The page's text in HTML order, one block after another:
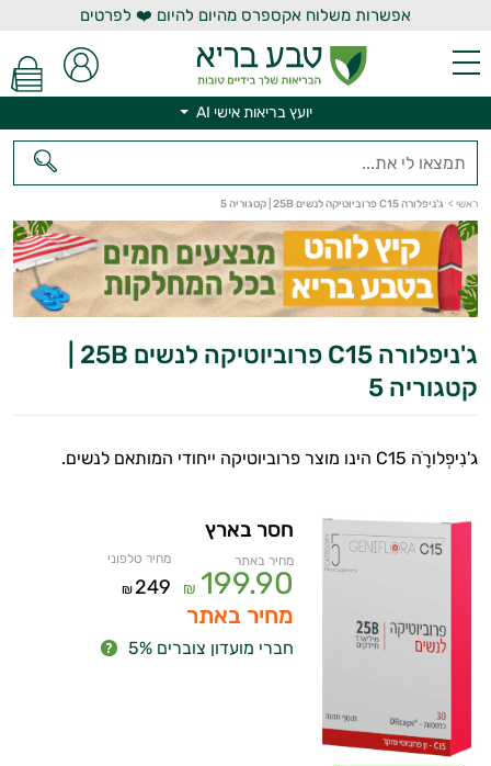
אפשרות משלוח אקספרס מהיום להיום ❤️ לפרטים
יועץ בריאות אישי AI
ראשי > ג'ניפלורה C15 פרוביוטיקה לנשים 25B | קטגוריה 5
קטגוריה 5
ג'נִיפְלורָֹה C15 הינו מוצר פרוביוטיקה ייחודי המותאם לנשים.
חסר בארץ
מחיר באתר
199.90
₪
מחיר טלפוני
249
₪
מחיר באתר
חברי מועדון צוברים 5%
יועץ בריאות אישי AI